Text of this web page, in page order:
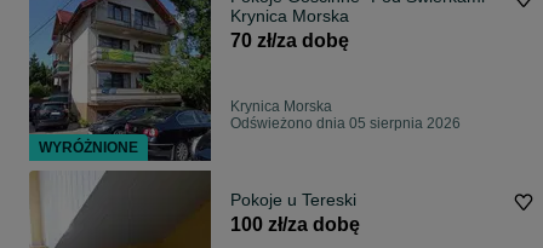
Krynica Morska
70 zł/za dobę
Krynica Morska
Odświeżono dnia 05 sierpnia 2026
Pokoje u Tereski
100 zł/za dobę
WYRÓŻNIONE